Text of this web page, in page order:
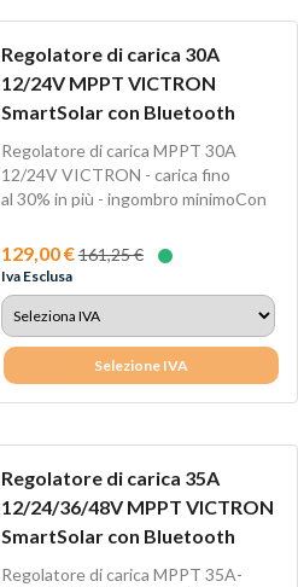
Regolatore di carica 30A
12/24V MPPT VICTRON
SmartSolar con Bluetooth
Regolatore di carica MPPT 30A
12/24V VICTRON - carica fino
al 30% in più - ingombro minimoCon
129,00 €161,25 €
Iva Esclusa
Selezione IVA
Regolatore di carica 35A
12/24/36/48V MPPT VICTRON
SmartSolar con Bluetooth
Regolatore di carica MPPT 35A-